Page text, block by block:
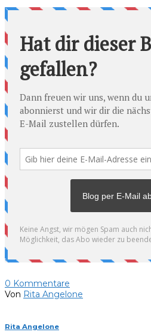
0 Kommentare
Von Rita Angelone
Rita Angelone